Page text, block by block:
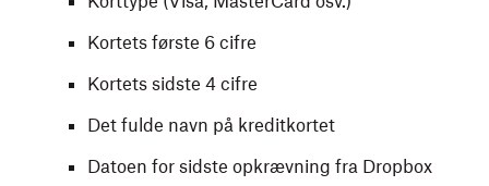
Kortets første 6 cifre
Kortets sidste 4 cifre
Det fulde navn på kreditkortet
Datoen for sidste opkrævning fra Dropbox